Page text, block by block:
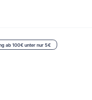
ab 100€ unter nur 5€